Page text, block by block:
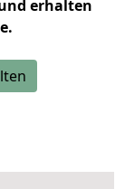
erhalten